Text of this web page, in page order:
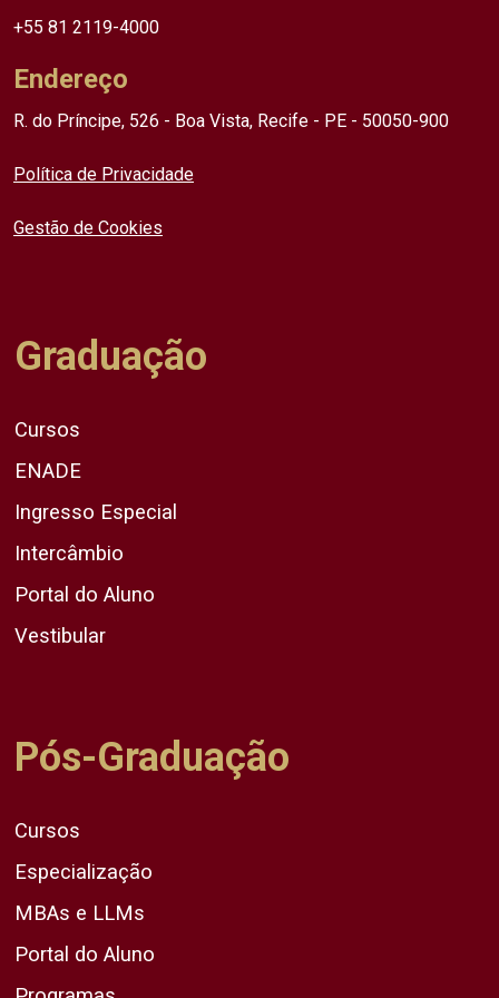
+55 81 2119-4000
Endereço
R. do Príncipe, 526 - Boa Vista, Recife - PE - 50050-900
Política de Privacidade
Gestão de Cookies
Graduação
Cursos
ENADE
Ingresso Especial
Intercâmbio
Portal do Aluno
Vestibular
Pós-Graduação
Cursos
Especialização
MBAs e LLMs
Portal do Aluno